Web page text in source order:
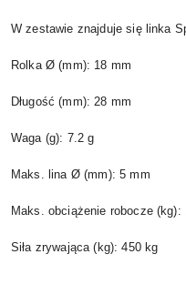
W zestawie znajduje się linka
Rolka Ø (mm): 18 mm
Długość (mm): 28 mm
Waga (g): 7.2 g
Maks. lina Ø (mm): 5 mm
Maks. obciążenie robocze (kg):
Siła zrywająca (kg): 450 kg